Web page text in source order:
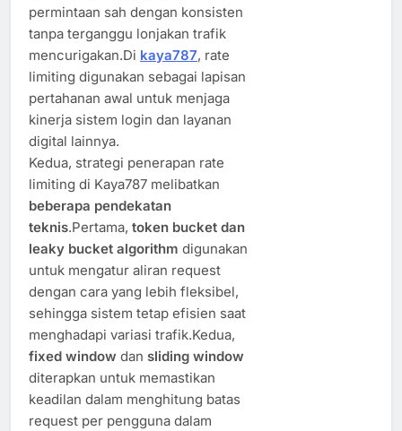
permintaan sah dengan konsisten
tanpa terganggu lonjakan trafik
mencurigakan.Di kaya787, rate
limiting digunakan sebagai lapisan
pertahanan awal untuk menjaga
kinerja sistem login dan layanan
digital lainnya.
Kedua, strategi penerapan rate
limiting di Kaya787 melibatkan
beberapa pendekatan
teknis.Pertama, token bucket dan
leaky bucket algorithm digunakan
untuk mengatur aliran request
dengan cara yang lebih fleksibel,
sehingga sistem tetap efisien saat
menghadapi variasi trafik.Kedua,
fixed window dan sliding window
diterapkan untuk memastikan
keadilan dalam menghitung batas
request per pengguna dalam